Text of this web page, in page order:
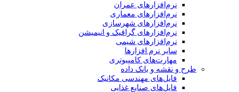
نرم‌افزارهای عمران
نرم‌افزارهای معماری
نرم‌افزارهای شهرسازی
نرم‌افزارهای گرافیک و انیمیشن
نرم‌افزارهای شیمی
سایر نرم افزارها
مهارت‌های کامپیوتری
طرح و نقشه و بانک داده
فایل‌های مهندسی مکانیک
فایل‌های صنایع غذایی